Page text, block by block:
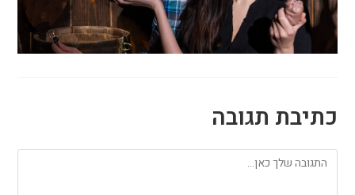
כתיבת תגובה
להגיב